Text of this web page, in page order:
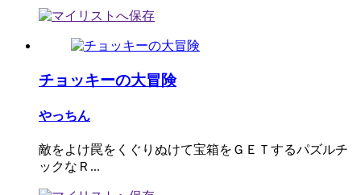
チョッキーの大冒険
やっちん
敵をよけ罠をくぐりぬけて宝箱をＧＥＴするパズルチ
ックなＲ...